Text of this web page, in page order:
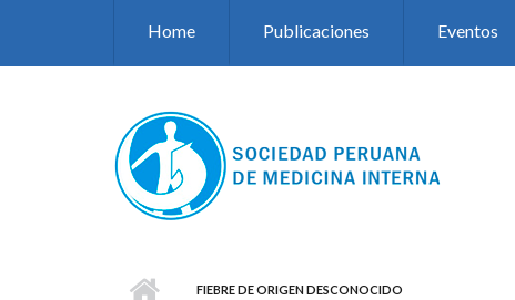
Home Publicaciones Eventos
FIEBRE DE ORIGEN DESCONOCIDO